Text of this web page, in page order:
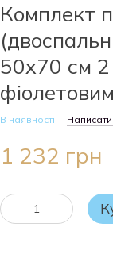
Комплект
50х70 см 2
В наявності Написати
1 232 грн